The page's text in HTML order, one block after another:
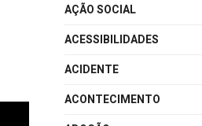
AÇÃO SOCIAL
ACESSIBILIDADES
ACIDENTE
ACONTECIMENTO